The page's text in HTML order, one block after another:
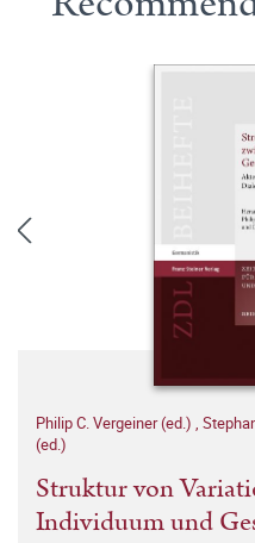
Philip C. Vergeiner (ed.) ,
(ed.)
Struktur von
Individuum und